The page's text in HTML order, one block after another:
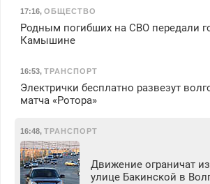
17:16, ОБЩЕСТВО
Родным погибших на СВО передали
Камышине
16:53, ТРАНСПОРТ
Электрички бесплатно развезут
матча «Ротора»
16:48, ТРАНСПОРТ
Движение ограничат
улице Бакинской в